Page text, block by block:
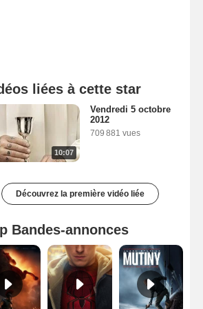
liées à cette star
10:07
Vendredi 5 octobre
2012
709 881 vues
Découvrez la première vidéo liée
Bandes-annonces
L'Odyssée Bande-annonce VO STFR Spider-Man: Brand New Day Bande-annonce VO STFR